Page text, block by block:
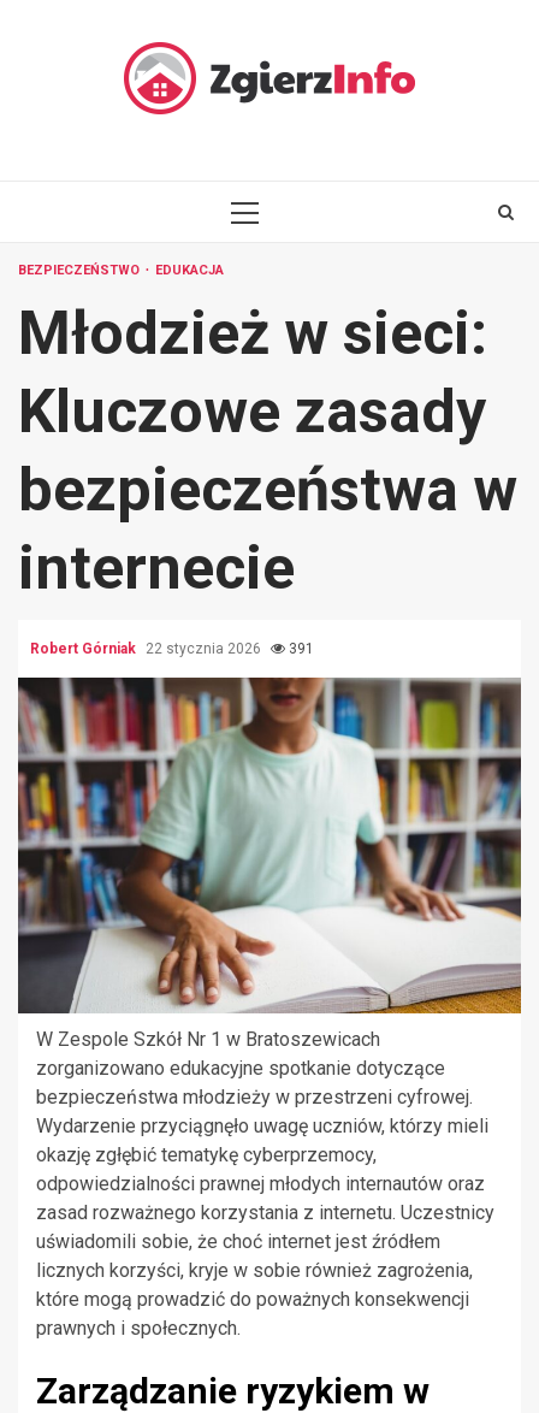
PRIMARY
BEZPIECZEŃSTWO EDUKACJA
Młodzież w sieci:
Kluczowe zasady
bezpieczeństwa w
internecie
Robert Górniak 22 stycznia 2026 391
W Zespole Szkół Nr 1 w Bratoszewicach
zorganizowano edukacyjne spotkanie dotyczące
bezpieczeństwa młodzieży w przestrzeni cyfrowej.
Wydarzenie przyciągnęło uwagę uczniów, którzy mieli
okazję zgłębić tematykę cyberprzemocy,
odpowiedzialności prawnej młodych internautów oraz
zasad rozważnego korzystania z internetu. Uczestnicy
uświadomili sobie, że choć internet jest źródłem
licznych korzyści, kryje w sobie również zagrożenia,
które mogą prowadzić do poważnych konsekwencji
prawnych i społecznych.
Zarządzanie ryzykiem w